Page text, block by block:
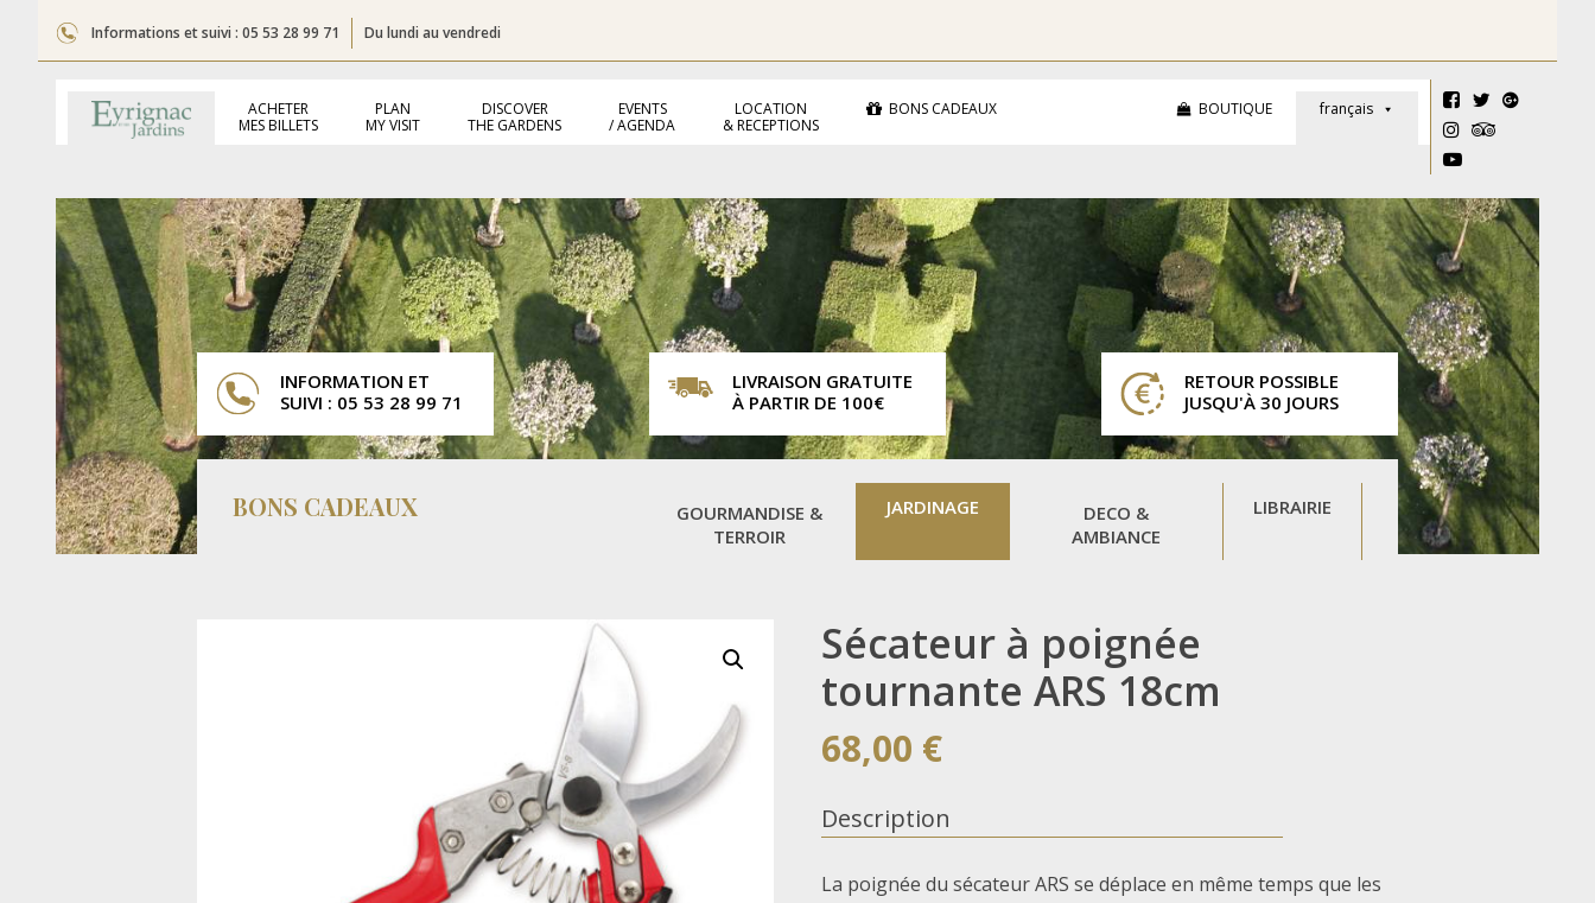
Informations et suivi : 05 53 28 99 71 Du lundi au vendredi
ACHETER
MES BILLETS
PLAN
MY VISIT
DISCOVER
THE GARDENS
EVENTS
/ AGENDA
LOCATION
& RECEPTIONS
français
BOUTIQUE
BONS CADEAUX
INFORMATION ET
SUIVI : 05 53 28 99 71
LIVRAISON GRATUITE
À PARTIR DE 100€
RETOUR POSSIBLE
JUSQU'À 30 JOURS
BONS CADEAUX
GOURMANDISE &
TERROIR
JARDINAGE
DECO &
AMBIANCE
LIBRAIRIE
Sécateur à poignée
tournante ARS 18cm
68,00 €
Description
La poignée du sécateur ARS se déplace en même temps que les